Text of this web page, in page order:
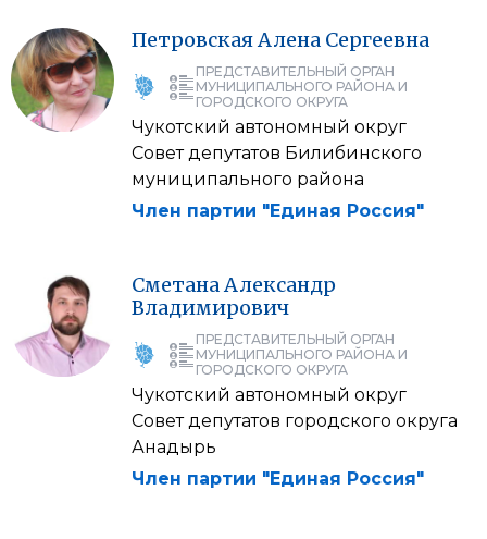
ПетровскаяАлена Сергеевна
ПРЕДСТАВИТЕЛЬНЫЙ ОРГАН
МУНИЦИПАЛЬНОГО РАЙОНА И
ГОРОДСКОГО ОКРУГА
Чукотский автономный округ
Совет депутатов Билибинского
муниципального района
Член партии "Единая Россия"
СметанаАлександр
Владимирович
ПРЕДСТАВИТЕЛЬНЫЙ ОРГАН
МУНИЦИПАЛЬНОГО РАЙОНА И
ГОРОДСКОГО ОКРУГА
Чукотский автономный округ
Совет депутатов городского округа
Анадырь
Член партии "Единая Россия"